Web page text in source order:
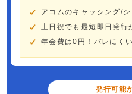
アコムのキャッシング/
土日祝でも最短即日発行
年会費は0円！バレにくい
発行可能